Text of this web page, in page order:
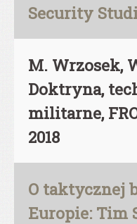
Security
M. Wrzosek,
Doktryna,
militarne,
2018
O taktycznej
Europie: Tim